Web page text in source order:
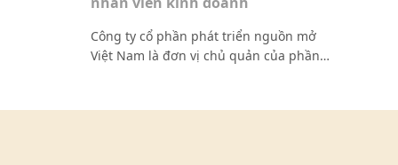
Công ty cổ phần phát triển nguồn mở
Việt Nam là đơn vị chủ quản của phần
nước, đặc biệt là ngành giáo dục. Chúng